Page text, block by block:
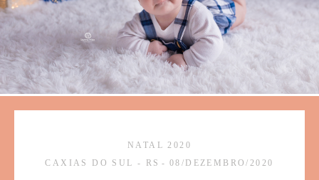
NATAL 2020
CAXIAS DO SUL - RS
08/DEZEMBRO/2020